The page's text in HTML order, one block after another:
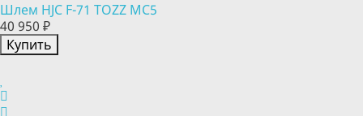
Шлем HJC F-71 TOZZ MC5
40 950 ₽
Купить